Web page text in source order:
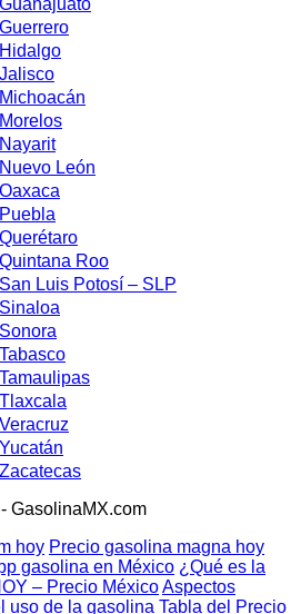
León
Roo
Luis Potosí – SLP
GasolinaMX.com
hoy Precio gasolina magna hoy
gasolina en México ¿Qué es la
– Precio MéxicoAspectos
uso de la gasolina Tabla del Precio